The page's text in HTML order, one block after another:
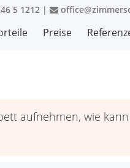
5 1212 |
Preise
aufnehmen, wie